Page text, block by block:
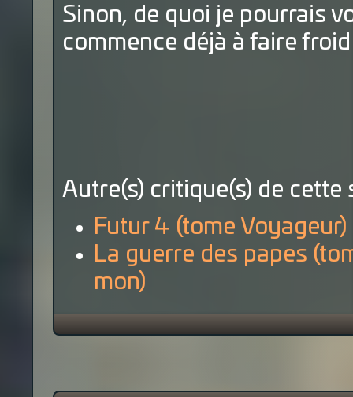
Sinon, de quoi je pourrais
commence déjà à faire
Autre(s) critique(s) de cette
Futur 4 (tome Voyageur)
La guerre des papes
mon)